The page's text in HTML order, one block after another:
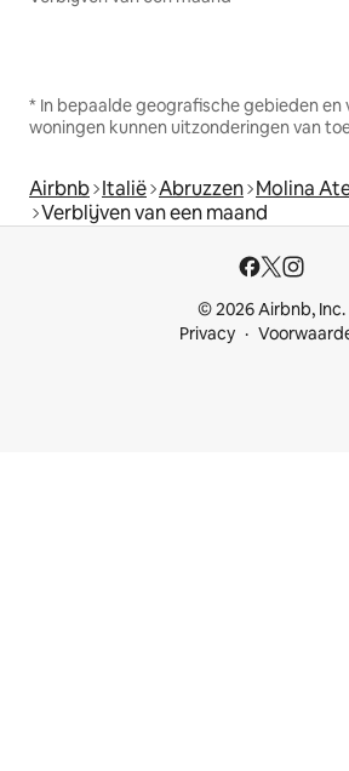
* In bepaalde geografische gebieden en
woningen kunnen uitzonderingen van
Airbnb Italië Abruzzen Molina
Verblijven van een maand
© 2026 Airbnb, Inc.
Privacy